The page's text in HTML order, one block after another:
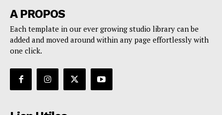
A PROPOS
Each template in our ever growing studio library can be
added and moved around within any page effortlessly with
one click.